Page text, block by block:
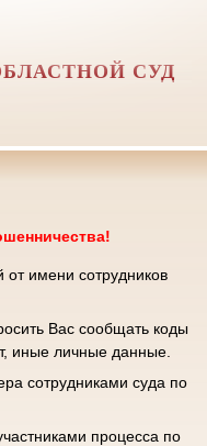
СУД
имени сотрудников
Вас сообщать коды
иные личные данные.
сотрудниками суда по
процесса по